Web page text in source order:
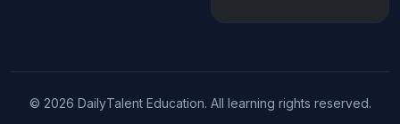
© 2026 DailyTalent Education. All learning rights reserved.